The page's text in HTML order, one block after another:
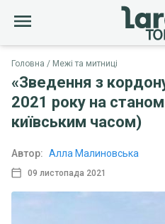
Головна Межі та митниці
«Зведення з
2021 року на
київським часом)
09 листопада 2021
Автор: Алла Малиновська